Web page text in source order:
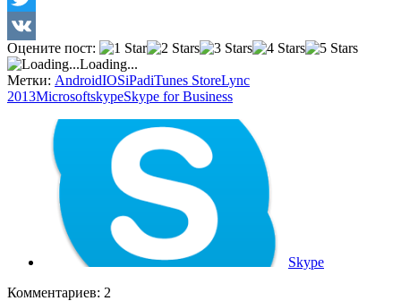
Twitter
VK
Оцените пост:
Loading...
Метки: AndroidIOSiPadiTunes StoreLync
2013MicrosoftskypeSkype for Business
Skype
Комментариев: 2